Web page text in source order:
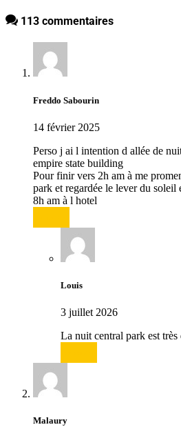
113 commentaires
Freddo Sabourin
14 février 2025
Perso j ai l intention d allée de
empire state building
Pour finir vers 2h am à me
park et regardée le lever du soleil
8h am à l hotel
Louis
3 juillet 2026
La nuit central park est
Malaury